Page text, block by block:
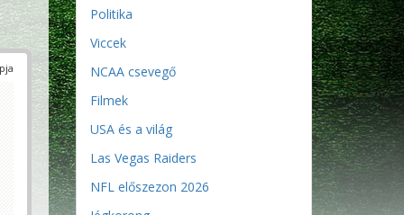
Politika
Viccek
NCAA csevegő
Filmek
USA és a világ
Las Vegas Raiders
NFL előszezon 2026